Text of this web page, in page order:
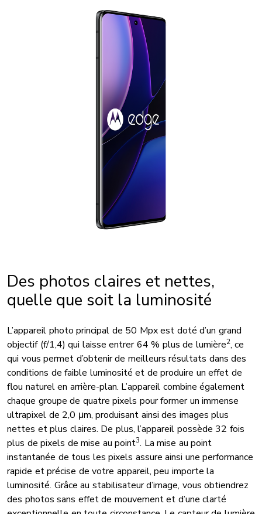
Des photos claires et nettes,
quelle que soit la luminosité
L’appareil photo principal de 50 Mpx est doté d’un grand
objectif (f/1,4) qui laisse entrer 64 % plus de lumière2, ce
qui vous permet d’obtenir de meilleurs résultats dans des
conditions de faible luminosité et de produire un effet de
flou naturel en arrière-plan. L’appareil combine également
chaque groupe de quatre pixels pour former un immense
ultrapixel de 2,0 μm, produisant ainsi des images plus
nettes et plus claires. De plus, l’appareil possède 32 fois
plus de pixels de mise au point3. La mise au point
instantanée de tous les pixels assure ainsi une performance
rapide et précise de votre appareil, peu importe la
luminosité. Grâce au stabilisateur d’image, vous obtiendrez
des photos sans effet de mouvement et d’une clarté